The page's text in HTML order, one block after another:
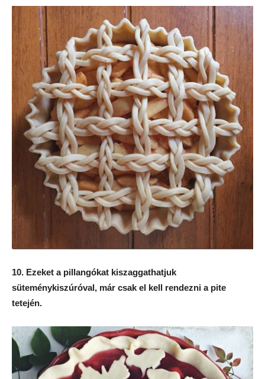
10. Ezeket a pillangókat kiszaggathatjuk
süteménykiszúróval, már csak el kell rendezni a pite
tetején.